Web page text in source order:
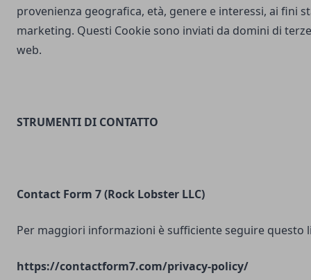
provenienza geografica, età, genere e interessi, ai fini
marketing. Questi Cookie sono inviati da domini di
web.
STRUMENTI DI CONTATTO
Contact Form 7 (Rock Lobster LLC)
Per maggiori informazioni è sufficiente seguire questo
https://contactform7.com/privacy-policy/